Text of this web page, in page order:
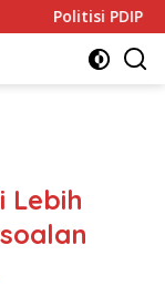
Respons Demokrat
Lebih